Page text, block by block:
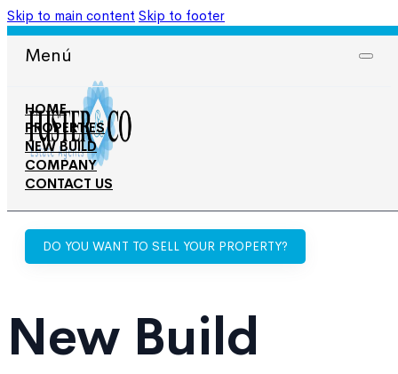
Skip to main content Skip to footer
Menú
HOME
PROPERTIES
NEW BUILD
COMPANY
CONTACT US
DO YOU WANT TO SELL YOUR PROPERTY?
New Build